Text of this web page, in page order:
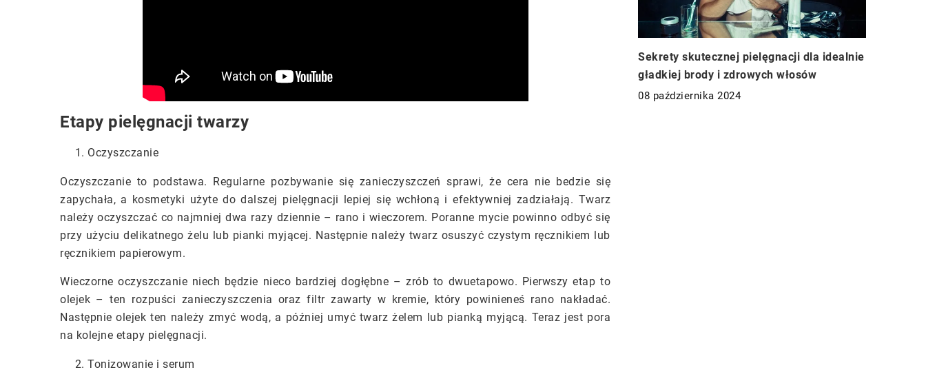
Etapy pielęgnacji twarzy
Oczyszczanie
Oczyszczanie to podstawa. Regularne pozbywanie się zanieczyszczeń sprawi, że cera nie bedzie się
zapychała, a kosmetyki użyte do dalszej pielęgnacji lepiej się wchłoną i efektywniej zadziałają. Twarz
należy oczyszczać co najmniej dwa razy dziennie – rano i wieczorem. Poranne mycie powinno odbyć się
przy użyciu delikatnego żelu lub pianki myjącej. Następnie należy twarz osuszyć czystym ręcznikiem lub
ręcznikiem papierowym.
Wieczorne oczyszczanie niech będzie nieco bardziej dogłębne – zrób to dwuetapowo. Pierwszy etap to
olejek – ten rozpuści zanieczyszczenia oraz filtr zawarty w kremie, który powinieneś rano nakładać.
Następnie olejek ten należy zmyć wodą, a później umyć twarz żelem lub pianką myjącą. Teraz jest pora
na kolejne etapy pielęgnacji.
Tonizowanie i serum
Sekrety skutecznej pielęgnacji dla idealnie
gładkiej brody i zdrowych włosów
08 października 2024